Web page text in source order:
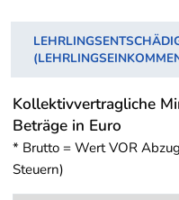
Kollektivvertragliche
Beträge in Euro
* Brutto = Wert VOR
Steuern)